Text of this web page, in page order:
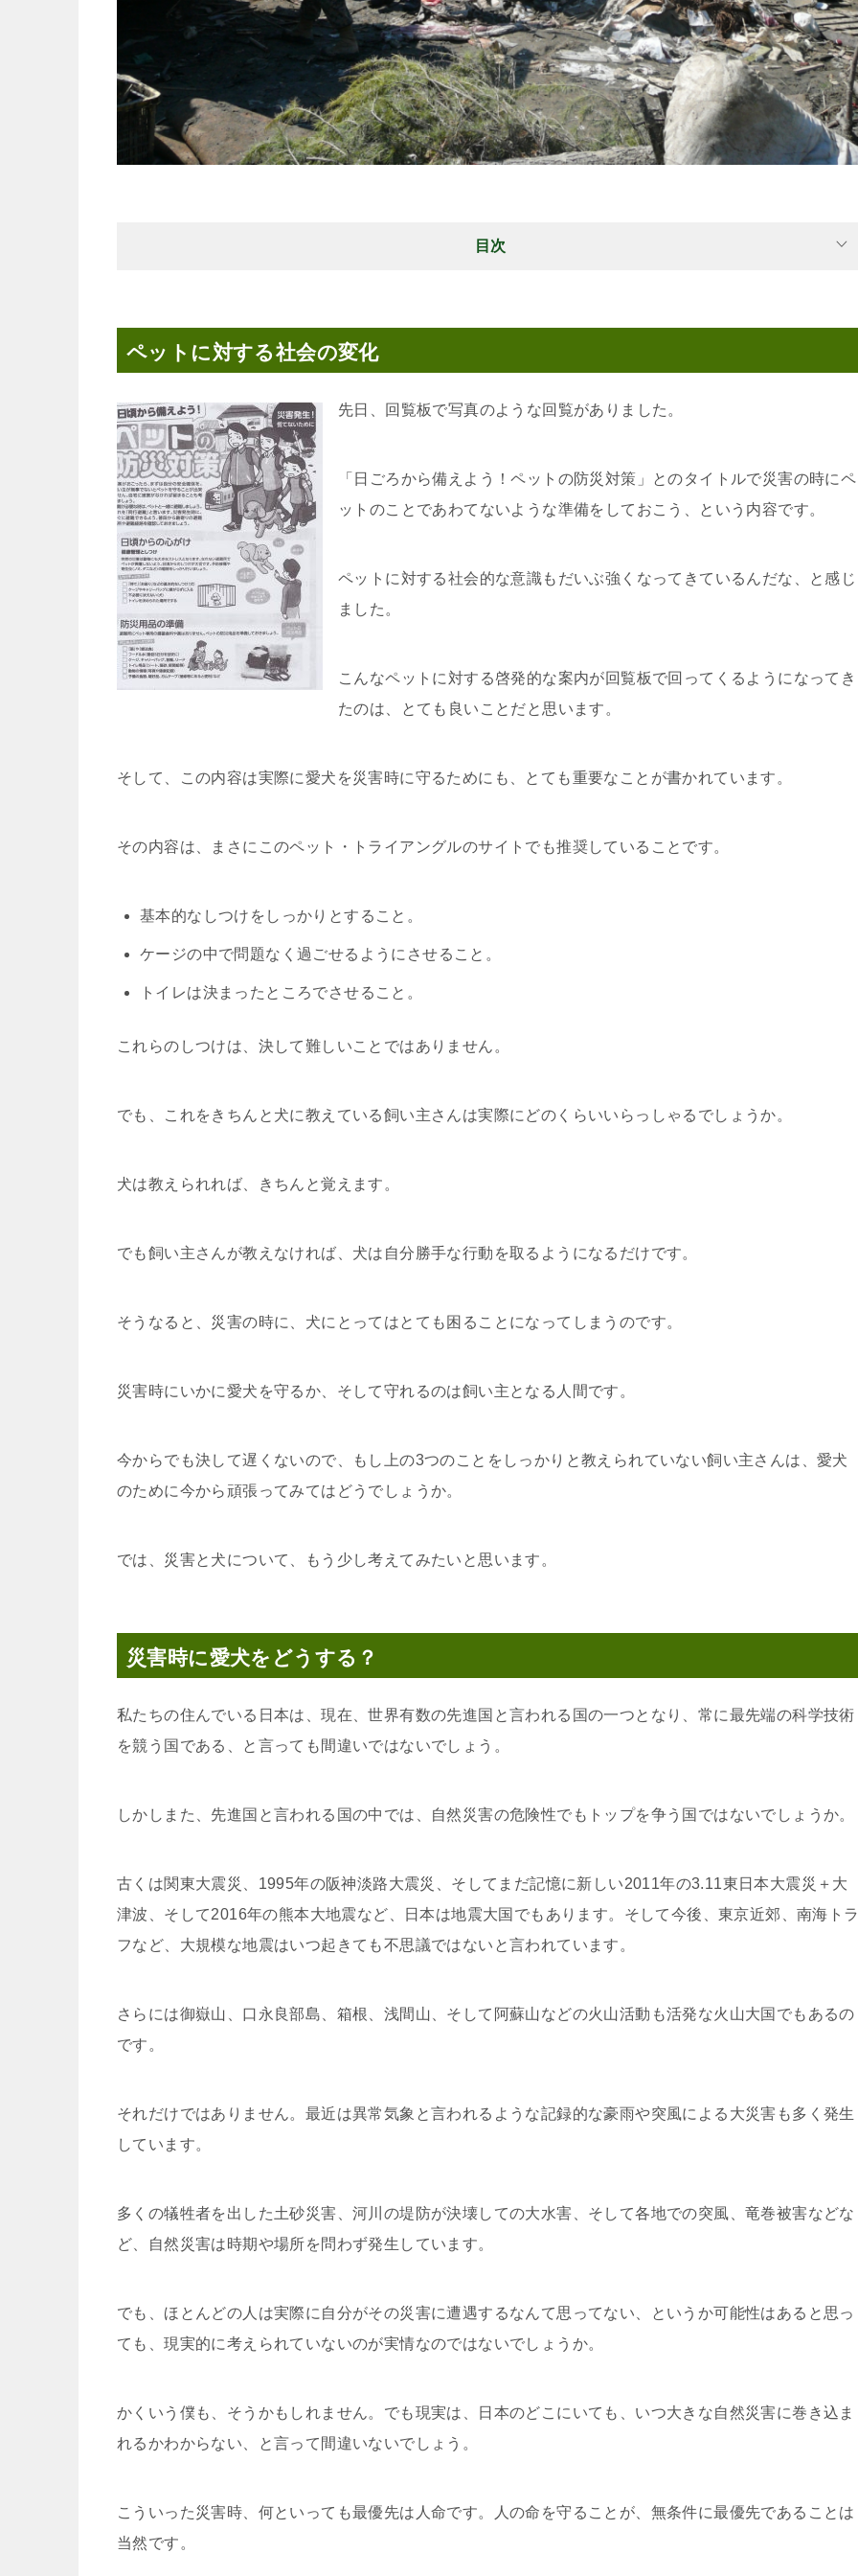
目次
ペットに対する社会の変化
先日、回覧板で写真のような回覧がありました。
「日ごろから備えよう！ペットの防災対策」とのタイトルで災害の時にペ
ットのことであわてないような準備をしておこう、という内容です。
ペットに対する社会的な意識もだいぶ強くなってきているんだな、と感じ
ました。
こんなペットに対する啓発的な案内が回覧板で回ってくるようになってき
たのは、とても良いことだと思います。
そして、この内容は実際に愛犬を災害時に守るためにも、とても重要なことが書かれています。
その内容は、まさにこのペット・トライアングルのサイトでも推奨していることです。
基本的なしつけをしっかりとすること。
ケージの中で問題なく過ごせるようにさせること。
トイレは決まったところでさせること。
これらのしつけは、決して難しいことではありません。
でも、これをきちんと犬に教えている飼い主さんは実際にどのくらいいらっしゃるでしょうか。
犬は教えられれば、きちんと覚えます。
でも飼い主さんが教えなければ、犬は自分勝手な行動を取るようになるだけです。
そうなると、災害の時に、犬にとってはとても困ることになってしまうのです。
災害時にいかに愛犬を守るか、そして守れるのは飼い主となる人間です。
今からでも決して遅くないので、もし上の3つのことをしっかりと教えられていない飼い主さんは、愛犬
のために今から頑張ってみてはどうでしょうか。
では、災害と犬について、もう少し考えてみたいと思います。
災害時に愛犬をどうする？
私たちの住んでいる日本は、現在、世界有数の先進国と言われる国の一つとなり、常に最先端の科学技術
を競う国である、と言っても間違いではないでしょう。
しかしまた、先進国と言われる国の中では、自然災害の危険性でもトップを争う国ではないでしょうか。
古くは関東大震災、1995年の阪神淡路大震災、そしてまだ記憶に新しい2011年の3.11東日本大震災＋大
津波、そして2016年の熊本大地震など、日本は地震大国でもあります。そして今後、東京近郊、南海ト
フなど、大規模な地震はいつ起きても不思議ではないと言われています。
さらには御嶽山、口永良部島、箱根、浅間山、そして阿蘇山などの火山活動も活発な火山大国でもあるの
です。
それだけではありません。最近は異常気象と言われるような記録的な豪雨や突風による大災害も多く発生
しています。
多くの犠牲者を出した土砂災害、河川の堤防が決壊しての大水害、そして各地での突風、竜巻被害などな
ど、自然災害は時期や場所を問わず発生しています。
でも、ほとんどの人は実際に自分がその災害に遭遇するなんて思ってない、というか可能性はあると思っ
ても、現実的に考えられていないのが実情なのではないでしょうか。
かくいう僕も、そうかもしれません。でも現実は、日本のどこにいても、いつ大きな自然災害に巻き込ま
れるかわからない、と言って間違いないでしょう。
こういった災害時、何といっても最優先は人命です。人の命を守ることが、無条件に最優先であることは
当然です。